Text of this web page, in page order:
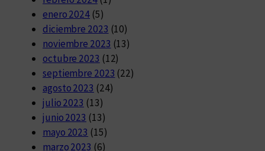
enero 2024 (5)
diciembre 2023 (10)
noviembre 2023 (13)
octubre 2023 (12)
septiembre 2023 (22)
agosto 2023 (24)
julio 2023 (13)
junio 2023 (13)
mayo 2023 (15)
marzo 2023 (6)